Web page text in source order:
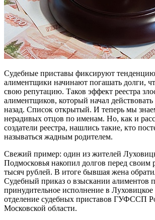
Судебные приставы фиксируют
алиментщики начинают погашать долги,
свою репутацию. Таков эффект реестра
алиментщиков, который начал действовать
назад. Список открытый. И теперь мы
нерадивых отцов по именам. Но, как и
создатели реестра, нашлись такие, кто
называться жадным родителем.
Свежий пример: один из жителей
Подмосковья накопил долгов перед своим
тысяч рублей. В итоге бывшая жена
Судебный приказ о взыскании алиментов
принудительное исполнение в
отделение судебных приставов ГУФССП
Московской области.